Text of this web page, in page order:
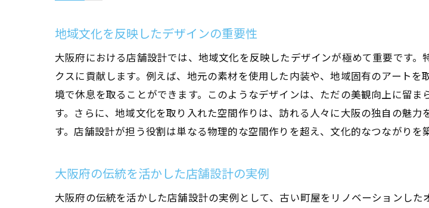
地域文化を反映したデザインの重要性
大阪府における店舗設計では、地域文化を反映したデザインが極めて重要です
クスに貢献します。例えば、地元の素材を使用した内装や、地域固有のアート
境で休息を取ることができます。このようなデザインは、ただの美観向上に留
す。さらに、地域文化を取り入れた空間作りは、訪れる人々に大阪の独自の魅
す。店舗設計が担う役割は単なる物理的な空間作りを超え、文化的なつながりを
大阪府の伝統を活かした店舗設計の実例
大阪府の伝統を活かした店舗設計の実例として、古い町屋をリノベーションし